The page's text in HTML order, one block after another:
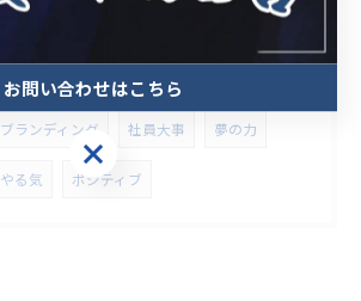
習慣 オフィス環境 定着率
ブランディング 社員大事 夢の力
やる気 ポジティブ
お問い合わせはこちら